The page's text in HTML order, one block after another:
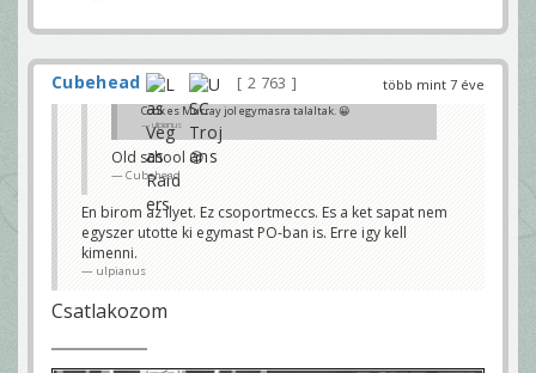
több mint 7 éve
Cubehead 2 763
Cook es Murray jol egymasra talaltak. 😀
ulpianus
Old school 😉
Cubehead
En birom az ilyet. Ez csoportmeccs. Es a ket sapat nem
egyszer utotte ki egymast PO-ban is. Erre igy kell
kimenni.
ulpianus
Csatlakozom